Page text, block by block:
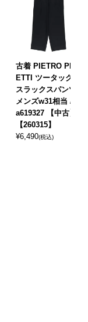
古着 PIETRO PER
ETTI ツータック
スラックスパンツ
メンズw31相当 /ea
a619327 【中古】
【260315】
¥6,490(税込)